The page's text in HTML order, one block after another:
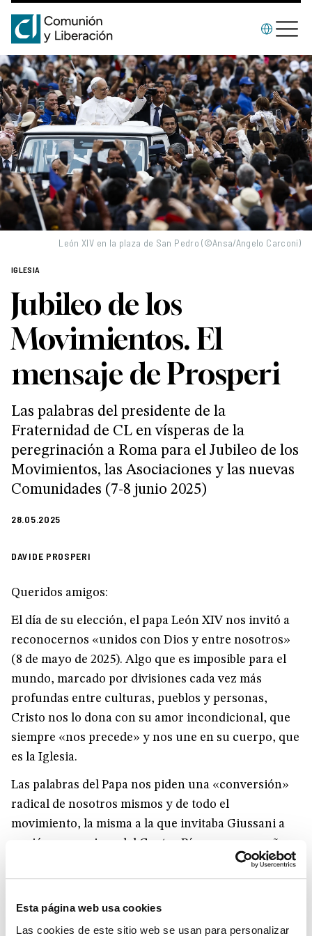
Esta página web usa cookies
Las cookies de este sitio web se usan para personalizar
IGLESIA
Jubileo de los
Movimientos. El
mensaje de Prosperi
Las palabras del presidente de la
Fraternidad de CL en vísperas de la
peregrinación a Roma para el Jubileo de los
Movimientos, las Asociaciones y las nuevas
Comunidades (7-8 junio 2025)
28.05.2025
DAVIDE PROSPERI
León XIV en la plaza de San Pedro (©Ansa/Angelo Carconi)
Queridos amigos:
El día de su elección, el papa León XIV nos invitó a
reconocernos «unidos con Dios y entre nosotros»
(8 de mayo de 2025). Algo que es imposible para el
mundo, marcado por divisiones cada vez más
profundas entre culturas, pueblos y personas,
Cristo nos lo dona con su amor incondicional, que
siempre «nos precede» y nos une en su cuerpo, que
es la Iglesia.
Las palabras del Papa nos piden una «conversión»
radical de nosotros mismos y de todo el
movimiento, la misma a la que invitaba Giussani a
sus jóvenes amigos del Centro Péguy en unos años
en que la tempestad del 68 estaba abriendo una
profunda hendidura en la Iglesia y en la sociedad.
«Es a través de mí, de ti, pero a través de mí en